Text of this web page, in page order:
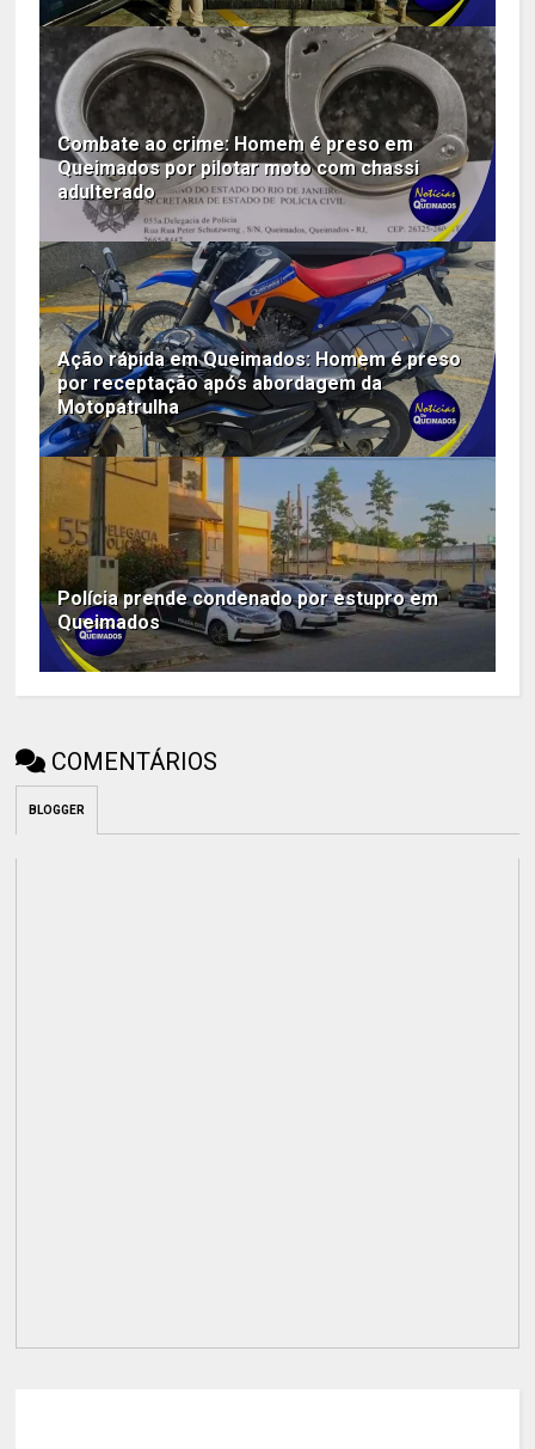
Combate ao crime: Homem é preso em
Queimados por pilotar moto com chassi
adulterado
Ação rápida em Queimados: Homem é preso
por receptação após abordagem da
Motopatrulha
Polícia prende condenado por estupro em
Queimados
COMENTÁRIOS
BLOGGER